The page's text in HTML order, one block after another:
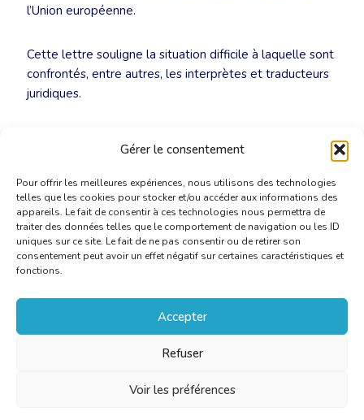
Gérer le consentement
Pour offrir les meilleures expériences, nous utilisons des technologies
telles que les cookies pour stocker et/ou accéder aux informations des
appareils. Le fait de consentir à ces technologies nous permettra de
traiter des données telles que le comportement de navigation ou les ID
uniques sur ce site. Le fait de ne pas consentir ou de retirer son
consentement peut avoir un effet négatif sur certaines caractéristiques et
fonctions.
Accepter
Refuser
Voir les préférences
l’Union européenne.
Cette lettre souligne la situation difficile à laquelle sont
confrontés, entre autres, les interprètes et traducteurs
juridiques.